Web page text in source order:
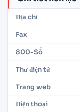
Địa chỉ
Fax
800-Số
Thư điện tử
Trang web
Điện thoại